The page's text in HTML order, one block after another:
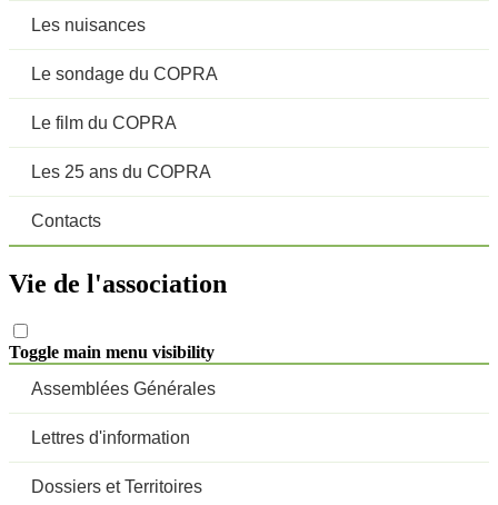
Les nuisances
Le sondage du COPRA
Le film du COPRA
Les 25 ans du COPRA
Contacts
Vie de l'association
Toggle main menu visibility
Assemblées Générales
Lettres d'information
Dossiers et Territoires